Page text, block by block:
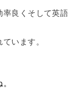
率良くそして英語
います。